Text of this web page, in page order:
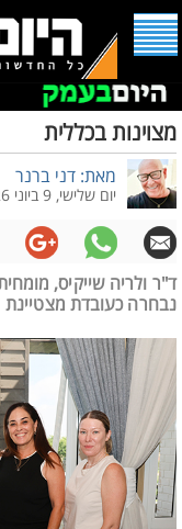
מצוינות בכללית
מאת: דני ברנר
יום שלישי, 9 ביוני 2026, 23:17
ד"ר ולריה שייקיס,
נבחרה כעובדת מצטיינת